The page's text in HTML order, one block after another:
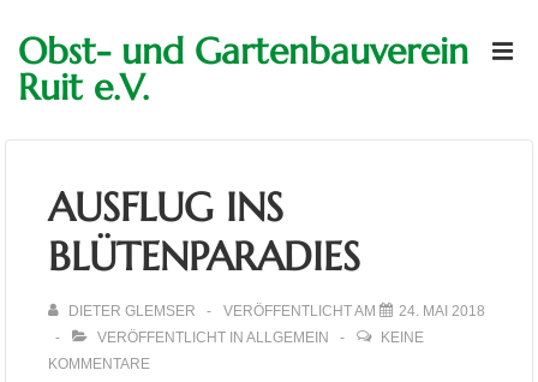
Zum
Inhalt
Obst- und Gartenbauverein
Ruit e.V.
AUSFLUG INS
BLÜTENPARADIES
DIETER GLEMSER VERÖFFENTLICHT AM
24. MAI 2018
VERÖFFENTLICHT IN ALLGEMEIN
KEINE
KOMMENTARE